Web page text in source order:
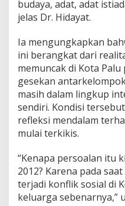
d
a
N
i
l
a
i
M
a
s
y
a
k
t
K
budaya, adat, adat
jelas Dr. Hidayat.
Ia mengungkapkan
ini berangkat dari
memuncak di Kota
gesekan
masih dalam lingkup
sendiri. Kondisi
refleksi mendalam
mulai terkikis.
“Kenapa persoalan itu
2012? Karena pada
terjadi konflik sosial di
keluarga sebenarnya,”